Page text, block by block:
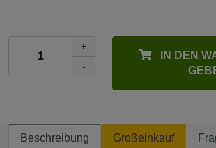
+
-
IN DEN
Beschreibung Großeinkauf